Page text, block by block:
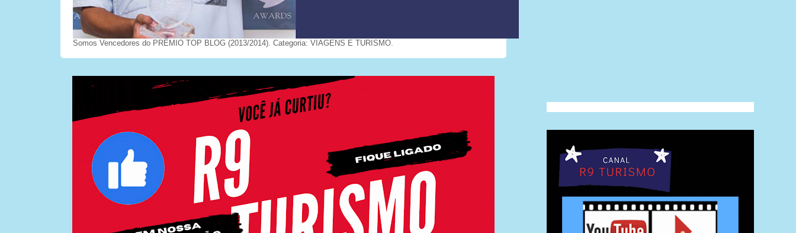
Somos Vencedores do PRÊMIO TOP BLOG (2013/2014). Categoria: VIAGENS E TURISMO.